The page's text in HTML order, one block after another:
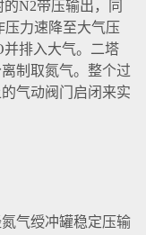
N2带压输出，同
压力速降至大气压
并排入大气。二塔
制取氮气。整个过
气动阀门启闭来实
气绶冲罐稳定压输